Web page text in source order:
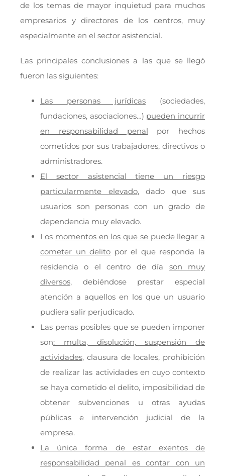
de los temas de mayor inquietud para muchos
empresarios y directores de los centros, muy
especialmente en el sector asistencial.
Las principales conclusiones a las que se llegó
fueron las siguientes:
Las personas jurídicas (sociedades,
fundaciones, asociaciones…) pueden incurrir
en responsabilidad penal por hechos
cometidos por sus trabajadores, directivos o
administradores.
El sector asistencial tiene un riesgo
particularmente elevado, dado que sus
usuarios son personas con un grado de
dependencia muy elevado.
Los momentos en los que se puede llegar a
cometer un delito por el que responda la
residencia o el centro de día son muy
diversos, debiéndose prestar especial
atención a aquellos en los que un usuario
pudiera salir perjudicado.
Las penas posibles que se pueden imponer
son: multa, disolución, suspensión de
actividades, clausura de locales, prohibición
de realizar las actividades en cuyo contexto
se haya cometido el delito, imposibilidad de
obtener subvenciones u otras ayudas
públicas e intervención judicial de la
empresa.
La única forma de estar exentos de
responsabilidad penal es contar con un